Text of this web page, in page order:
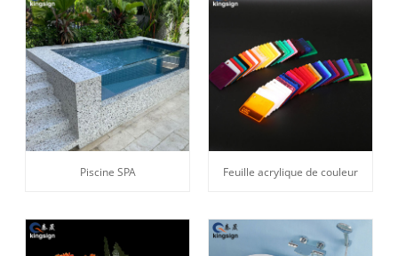
Piscine SPA Feuille acrylique de couleur